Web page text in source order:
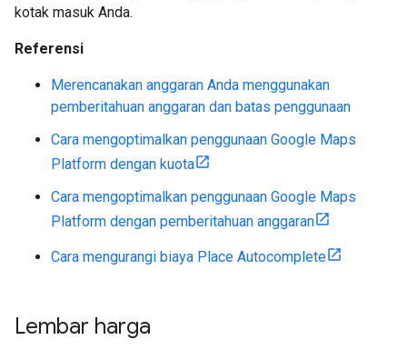
kotak masuk Anda.
Referensi
Merencanakan anggaran Anda menggunakan
pemberitahuan anggaran dan batas penggunaan
Cara mengoptimalkan penggunaan Google Maps
Platform dengan kuota
Cara mengoptimalkan penggunaan Google Maps
Platform dengan pemberitahuan anggaran
Cara mengurangi biaya Place Autocomplete
Lembar harga